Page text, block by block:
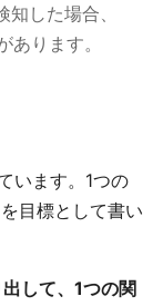
した場合、
ります。
います。1つの
目標として書い
して、1つの関